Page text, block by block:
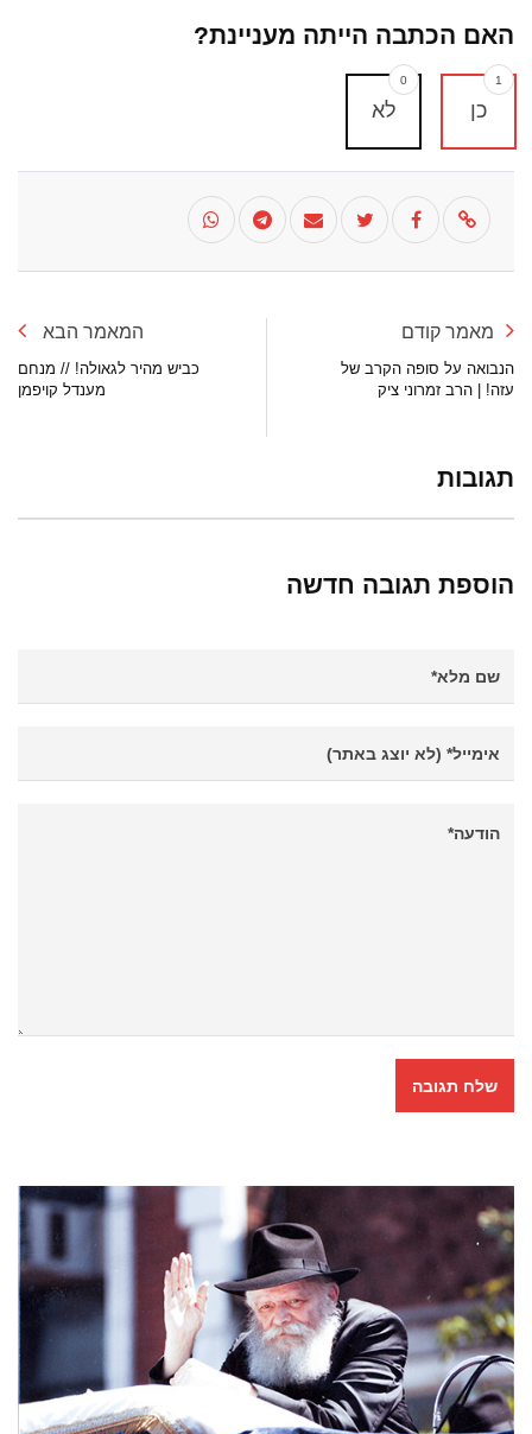
האם הכתבה הייתה מעניינת?
כן
1
לא
0
מאמר קודם
הנבואה על סופה הקרב של
עזה! | הרב זמרוני ציק
המאמר הבא
כביש מהיר לגאולה! // מנחם
מענדל קויפמן
תגובות
הוספת תגובה חדשה